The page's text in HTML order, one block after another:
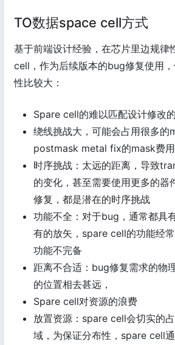
TO数据space cell方式
基于前端设计经验，在芯片里边规律
cell，作为后续版本的bug修复使用
性比较大：
Spare cell的难以匹配设计修改的
绕线挑战大，可能会占用很多的
postmask metal fix的mask费
时序挑战：太远的距离，导致
的变化，甚至需要使用更多的
修复，都是潜在的时序挑战
功能不全：对于bug，通常都具
有的放矢，spare cell的功能经
功能不完备
距离不合适：bug修复需求的物
的位置相去甚远，
Spare cell对资源的浪费
放置资源：spare cell会切实的
域，为保证分布性，spare cell